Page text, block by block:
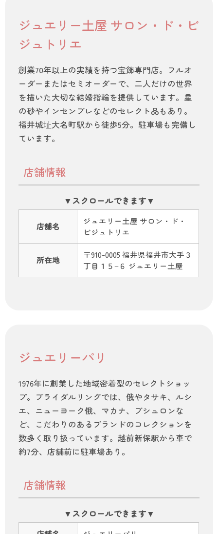
ジュエリー土屋 サロン・ド・ビ
ジュトリエ
創業70年以上の実績を持つ宝飾専門店。フルオ
ーダーまたはセミオーダーで、二人だけの世界
を描いた大切な結婚指輪を提供しています。星
の砂やインセンブレなどのセレクト品もあり。
福井城址大名町駅から徒歩5分。駐車場も完備し
ています。
店舗情報
店舗名
ジュエリー土屋 サロン・ド・
ビジュトリエ
所在地
〒910-0005 福井県福井市大手３
丁目１５−６ ジュエリー土屋
ジュエリーパリ
1976年に創業した地域密着型のセレクトショッ
プ。ブライダルリングでは、俄やタサキ、ルシ
エ、ニューヨーク俄、マカナ、ブシュロンな
ど、こだわりのあるブランドのコレクションを
数多く取り扱っています。越前新保駅から車で
約7分、店舗前に駐車場あり。
店舗情報